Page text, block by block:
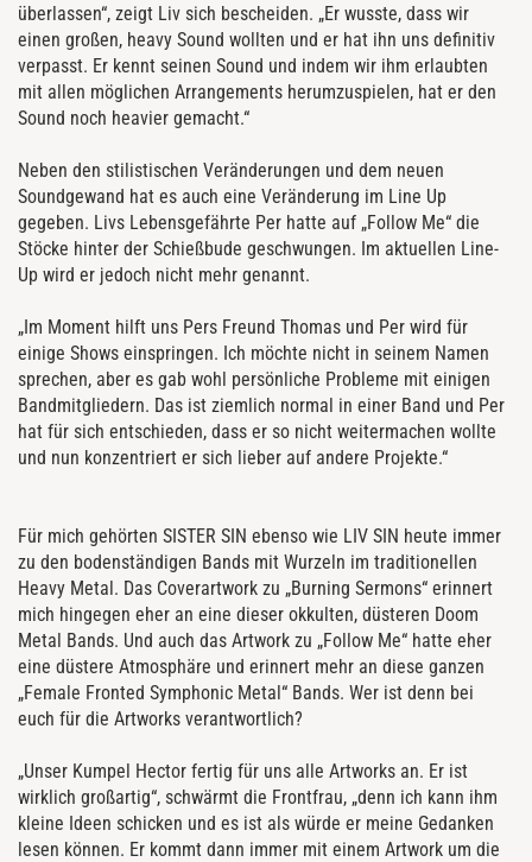
überlassen“, zeigt Liv sich bescheiden. „Er wusste, dass wir
einen großen, heavy Sound wollten und er hat ihn uns definitiv
verpasst. Er kennt seinen Sound und indem wir ihm erlaubten
mit allen möglichen Arrangements herumzuspielen, hat er den
Sound noch heavier gemacht.“
Neben den stilistischen Veränderungen und dem neuen
Soundgewand hat es auch eine Veränderung im Line Up
gegeben. Livs Lebensgefährte Per hatte auf „Follow Me“ die
Stöcke hinter der Schießbude geschwungen. Im aktuellen Line-
Up wird er jedoch nicht mehr genannt.
„Im Moment hilft uns Pers Freund Thomas und Per wird für
einige Shows einspringen. Ich möchte nicht in seinem Namen
sprechen, aber es gab wohl persönliche Probleme mit einigen
Bandmitgliedern. Das ist ziemlich normal in einer Band und Per
hat für sich entschieden, dass er so nicht weitermachen wollte
und nun konzentriert er sich lieber auf andere Projekte.“
Für mich gehörten SISTER SIN ebenso wie LIV SIN heute immer
zu den bodenständigen Bands mit Wurzeln im traditionellen
Heavy Metal. Das Coverartwork zu „Burning Sermons“ erinnert
mich hingegen eher an eine dieser okkulten, düsteren Doom
Metal Bands. Und auch das Artwork zu „Follow Me“ hatte eher
eine düstere Atmosphäre und erinnert mehr an diese ganzen
„Female Fronted Symphonic Metal“ Bands. Wer ist denn bei
euch für die Artworks verantwortlich?
„Unser Kumpel Hector fertig für uns alle Artworks an. Er ist
wirklich großartig“, schwärmt die Frontfrau, „denn ich kann ihm
kleine Ideen schicken und es ist als würde er meine Gedanken
lesen können. Er kommt dann immer mit einem Artwork um die